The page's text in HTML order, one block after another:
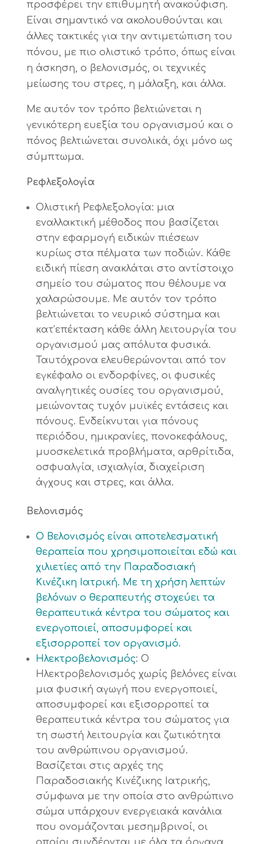
προσφέρει την επιθυμητή ανακούφιση.
Είναι σημαντικό να ακολουθούνται και
άλλες τακτικές για την αντιμετώπιση του
πόνου, με πιο ολιστικό τρόπο, όπως είναι
η άσκηση, ο βελονισμός, οι τεχνικές
μείωσης του στρες, η μάλαξη, και άλλα.
Με αυτόν τον τρόπο βελτιώνεται η
γενικότερη ευεξία του οργανισμού και ο
πόνος βελτιώνεται συνολικά, όχι μόνο ως
σύμπτωμα.
Ρεφλεξολογία
Ολιστική Ρεφλεξολογία: μια
εναλλακτική μέθοδος που βασίζεται
στην εφαρμογή ειδικών πιέσεων
κυρίως στα πέλματα των ποδιών. Κάθε
ειδική πίεση ανακλάται στο αντίστοιχο
σημείο του σώματος που θέλουμε να
χαλαρώσουμε. Με αυτόν τον τρόπο
βελτιώνεται το νευρικό σύστημα και
κατ’επέκταση κάθε άλλη λειτουργία του
οργανισμού μας απόλυτα φυσικά.
Ταυτόχρονα ελευθερώνονται από τον
εγκέφαλο οι ενδορφίνες, οι φυσικές
αναλγητικές ουσίες του οργανισμού,
μειώνοντας τυχόν μυϊκές εντάσεις και
πόνους. Ενδείκνυται για πόνους
περιόδου, ημικρανίες, πονοκεφάλους,
μυοσκελετικά προβλήματα, αρθρίτιδα,
οσφυαλγία, ισχιαλγία, διαχείριση
άγχους και στρες, και άλλα.
Βελονισμός
Ο Βελονισμός είναι αποτελεσματική
θεραπεία που χρησιμοποιείται εδώ και
χιλιετίες από την Παραδοσιακή
Κινέζικη Ιατρική. Με τη χρήση λεπτών
βελόνων ο θεραπευτής στοχεύει τα
θεραπευτικά κέντρα του σώματος και
ενεργοποιεί, αποσυμφορεί και
εξισορροπεί τον οργανισμό.
Ηλεκτροβελονισμός: Ο
Ηλεκτροβελονισμός χωρίς βελόνες είναι
μια φυσική αγωγή που ενεργοποιεί,
αποσυμφορεί και εξισορροπεί τα
θεραπευτικά κέντρα του σώματος για
τη σωστή λειτουργία και ζωτικότητα
του ανθρώπινου οργανισμού.
Βασίζεται στις αρχές της
Παραδοσιακής Κινέζικης Ιατρικής,
σύμφωνα με την οποία στο ανθρώπινο
σώμα υπάρχουν ενεργειακά κανάλια
που ονομάζονται μεσημβρινοί, οι